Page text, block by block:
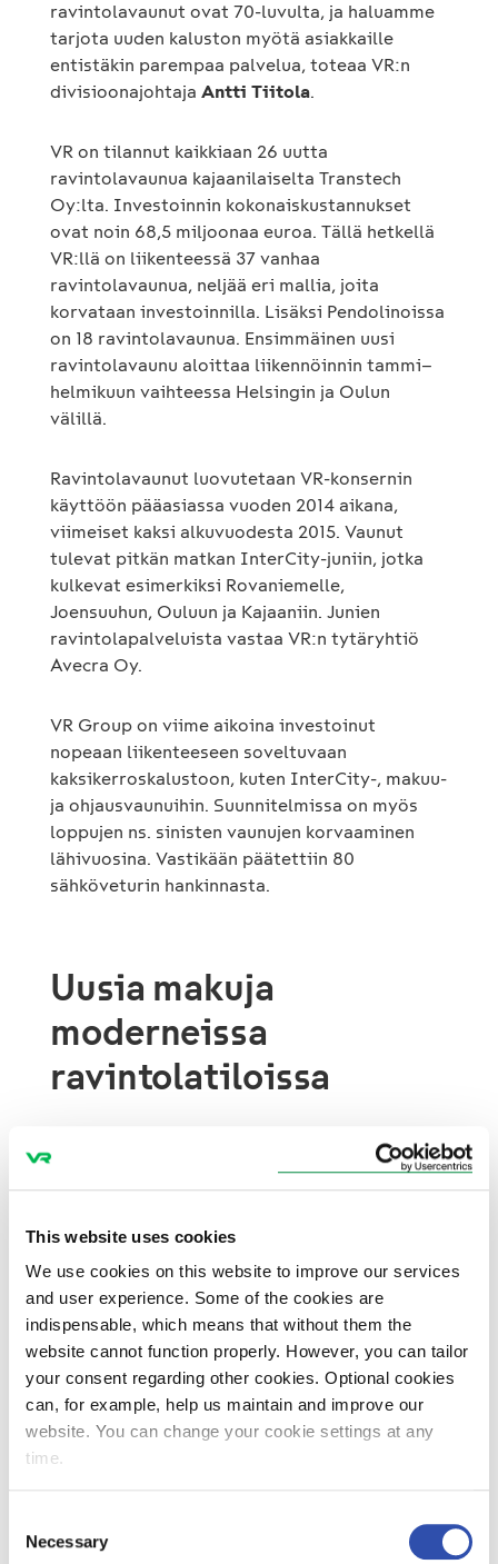
This website uses cookies
We use cookies on this website to improve our services
and user experience. Some of the cookies are
indispensable, which means that without them the
website cannot function properly. However, you can tailor
your consent regarding other cookies. Optional cookies
can, for example, help us maintain and improve our
website. You can change your cookie settings at any
time.
Selection
Necessary
ravintolavaunut ovat 70-luvulta, ja haluamme
tarjota uuden kaluston myötä asiakkaille
entistäkin parempaa palvelua, toteaa VR:n
divisioonajohtaja Antti Tiitola.
VR on tilannut kaikkiaan 26 uutta
ravintolavaunua kajaanilaiselta Transtech
Oy:lta. Investoinnin kokonaiskustannukset
ovat noin 68,5 miljoonaa euroa. Tällä hetkellä
VR:llä on liikenteessä 37 vanhaa
ravintolavaunua, neljää eri mallia, joita
korvataan investoinnilla. Lisäksi Pendolinoissa
on 18 ravintolavaunua. Ensimmäinen uusi
ravintolavaunu aloittaa liikennöinnin tammi–
helmikuun vaihteessa Helsingin ja Oulun
välillä.
Ravintolavaunut luovutetaan VR-konsernin
käyttöön pääasiassa vuoden 2014 aikana,
viimeiset kaksi alkuvuodesta 2015. Vaunut
tulevat pitkän matkan InterCity-juniin, jotka
kulkevat esimerkiksi Rovaniemelle,
Joensuuhun, Ouluun ja Kajaaniin. Junien
ravintolapalveluista vastaa VR:n tytäryhtiö
Avecra Oy.
VR Group on viime aikoina investoinut
nopeaan liikenteeseen soveltuvaan
kaksikerroskalustoon, kuten InterCity-, makuu-
ja ohjausvaunuihin. Suunnitelmissa on myös
loppujen ns. sinisten vaunujen korvaaminen
lähivuosina. Vastikään päätettiin 80
sähköveturin hankinnasta.
Uusia makuja
moderneissa
ravintolatiloissa
Ravintolavaunun alakerrassa sijaitsee Duetto-
ravintola, jossa on 53 asiakaspaikkaa. Vaunun
toisella välitasolla ruuhka-aikoina käytettävä
tuotteita mukaan myös vaunuosastoihin.
Alakerran ravintolasalissa on lisäksi
esiintymispiste.
Modernit keittiölaitteet mahdollistavat
uudentyyppisten annosten valmistamisen
keittiössä. Erityisesti tehokkaan uunin
Valikoimassa on sekä perinteisiä suosikkeja
että uutuuksia: esimerkiksi lämmin aamiainen,